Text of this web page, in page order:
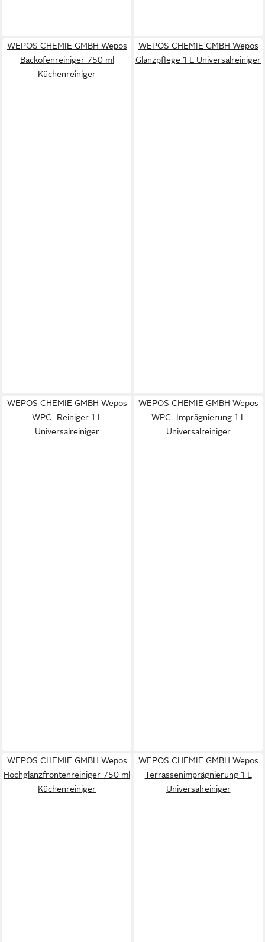
WEPOS CHEMIE GMBH Wepos
Backofenreiniger 750 ml
Küchenreiniger
WEPOS CHEMIE GMBH Wepos
Glanzpflege 1 L Universalreiniger
WEPOS CHEMIE GMBH Wepos
WPC- Reiniger 1 L
Universalreiniger
WEPOS CHEMIE GMBH Wepos
WPC- Imprägnierung 1 L
Universalreiniger
WEPOS CHEMIE GMBH Wepos
Hochglanzfrontenreiniger 750 ml
Küchenreiniger
WEPOS CHEMIE GMBH Wepos
Terrassenimprägnierung 1 L
Universalreiniger